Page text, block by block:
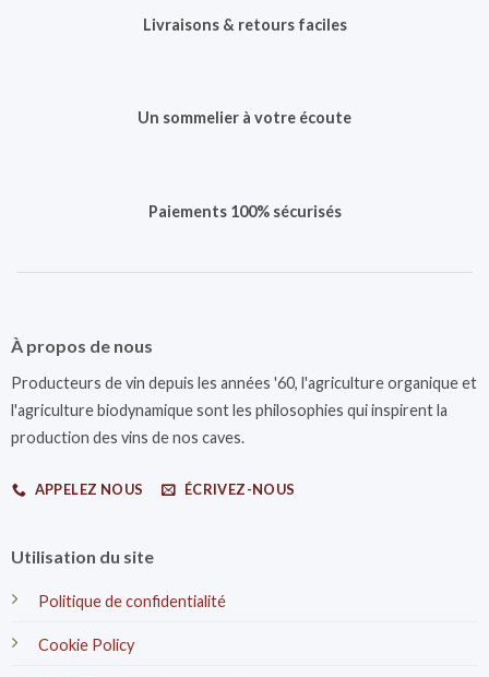
Livraisons & retours faciles
Un sommelier à votre écoute
Paiements 100% sécurisés
À propos de nous
Producteurs de vin depuis les années '60, l'agriculture organique et
l'agriculture biodynamique sont les philosophies qui inspirent la
production des vins de nos caves.
APPELEZ NOUS ÉCRIVEZ-NOUS
Utilisation du site
Politique de confidentialité
Cookie Policy